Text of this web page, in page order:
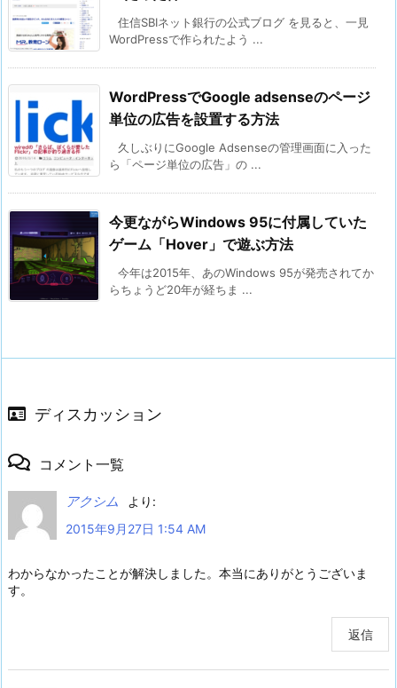
住信SBIネット銀行の公式ブログ を見ると、一見
WordPressで作られたよう ...
WordPressでGoogle adsenseのページ
単位の広告を設置する方法
久しぶりにGoogle Adsenseの管理画面に入った
ら「ページ単位の広告」の ...
今更ながらWindows 95に付属していた
ゲーム「Hover」で遊ぶ方法
今年は2015年、あのWindows 95が発売されてか
らちょうど20年が経ちま ...
ディスカッション
コメント一覧
アクシム
より:
2015年9月27日 1:54 AM
わからなかったことが解決しました。本当にありがとうございま
す。
返信